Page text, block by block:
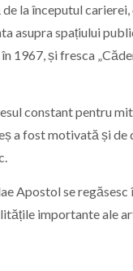
la începutul
asupra spațiului
1967, și fresca
constant pentru
a fost motivată și
Apostol se
importante ale